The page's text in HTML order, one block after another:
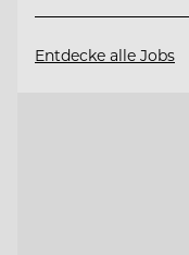
Entdecke alle Jobs